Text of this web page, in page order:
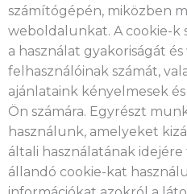
számítógépén, miközben
weboldalunkat. A cookie-k
a használat gyakoriságát
felhasználóinak számát,
ajánlataink kényelmesek
Ön számára. Egyrészt
használunk, amelyeket
általi használatának
állandó cookie-kat